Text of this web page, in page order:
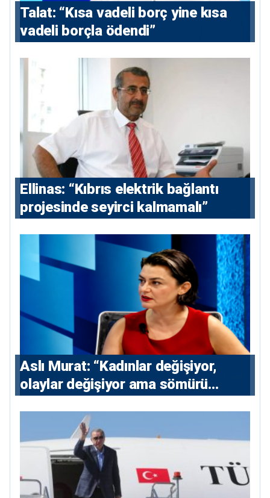
Talat: “Kısa vadeli borç yine kısa
vadeli borçla ödendi”
Ellinas: “Kıbrıs elektrik bağlantı
projesinde seyirci kalmamalı”
Aslı Murat: “Kadınlar değişiyor,
olaylar değişiyor ama sömürü